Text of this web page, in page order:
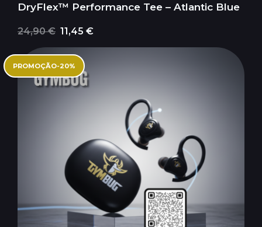
DryFlex™ Performance Tee – Atlantic Blue
24,90 € 11,45 €
PROMOÇÃO-20%